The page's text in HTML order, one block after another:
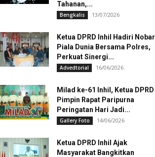
Tahanan,...
Bengkalis 13/07/2026
Ketua DPRD Inhil Hadiri Nobar
Piala Dunia Bersama Polres,
Perkuat Sinergi...
Advedtorial 16/06/2026
Milad ke-61 Inhil, Ketua DPRD
Pimpin Rapat Paripurna
Peringatan Hari Jadi...
Gallery Foto 14/06/2026
Ketua DPRD Inhil Ajak
Masyarakat Bangkitkan